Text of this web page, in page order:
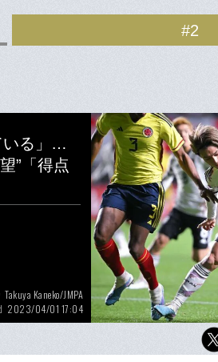
#2
いる」…
”「得点
Takuya Kaneko/JMPA
2023/04/01 17:04
日本代表での初ゴールが